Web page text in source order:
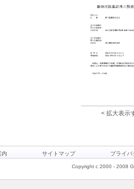
< 拡大表示
内 サイトマップ プライバ
Copyright c 2000 - 2008